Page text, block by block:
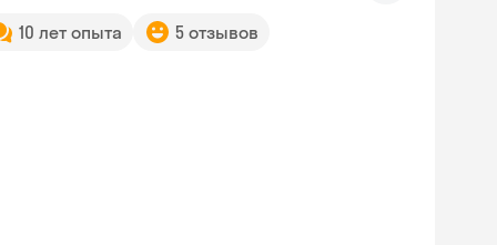
10 лет опыта 5 отзывов